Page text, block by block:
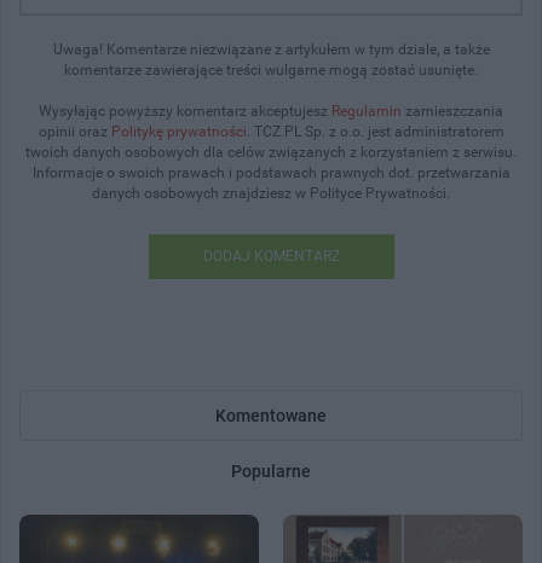
Uwaga! Komentarze niezwiązane z artykułem w tym dziale, a także
komentarze zawierające treści wulgarne mogą zostać usunięte.
Wysyłając powyższy komentarz akceptujesz Regulamin zamieszczania
opinii oraz Politykę prywatności. TCZ.PL Sp. z o.o. jest administratorem
twoich danych osobowych dla celów związanych z korzystaniem z serwisu.
Informacje o swoich prawach i podstawach prawnych dot. przetwarzania
danych osobowych znajdziesz w Polityce Prywatności.
DODAJ KOMENTARZ
Komentowane
Popularne